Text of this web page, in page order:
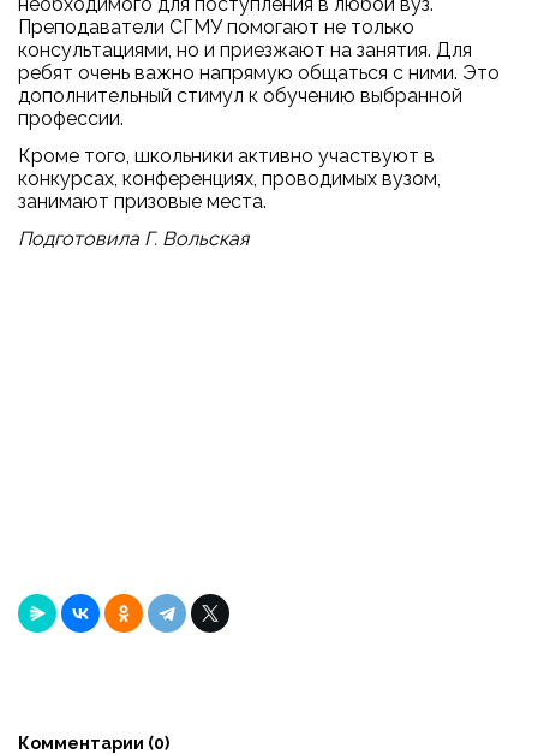
Преподаватели СГМУ помогают не только
консультациями, но и приезжают на занятия. Для
ребят очень важно напрямую общаться с ними. Это
дополнительный стимул к обучению выбранной
профессии.
Кроме того, школьники активно участвуют в
конкурсах, конференциях, проводимых вузом,
занимают призовые места.
Подготовила Г. Вольская
Комментарии (0)